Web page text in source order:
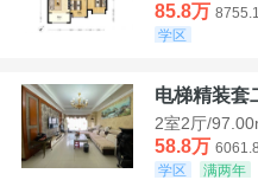
85.8万
学区
电梯精装套
2室2厅/
58.8万
学区
满两年